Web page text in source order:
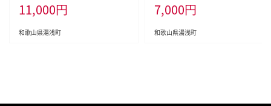
11,000円
和歌山県湯浅町
7,000円
和歌山県湯浅町